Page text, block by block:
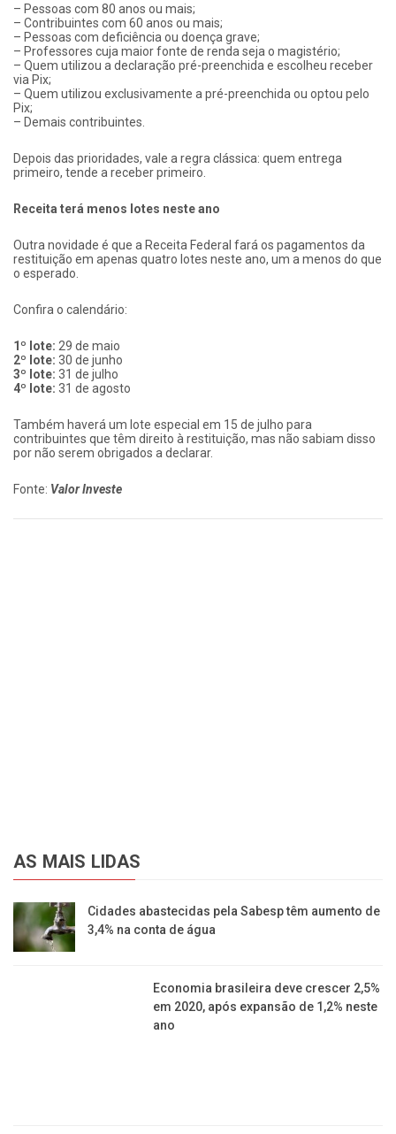
– Pessoas com 80 anos ou mais;
– Contribuintes com 60 anos ou mais;
– Pessoas com deficiência ou doença grave;
– Professores cuja maior fonte de renda seja o magistério;
– Quem utilizou a declaração pré-preenchida e escolheu receber
via Pix;
– Quem utilizou exclusivamente a pré-preenchida ou optou pelo
Pix;
– Demais contribuintes.
Depois das prioridades, vale a regra clássica: quem entrega
primeiro, tende a receber primeiro.
Receita terá menos lotes neste ano
Outra novidade é que a Receita Federal fará os pagamentos da
restituição em apenas quatro lotes neste ano, um a menos do que
o esperado.
Confira o calendário:
1º lote: 29 de maio
2º lote: 30 de junho
3º lote: 31 de julho
4º lote: 31 de agosto
Também haverá um lote especial em 15 de julho para
contribuintes que têm direito à restituição, mas não sabiam disso
por não serem obrigados a declarar.
Fonte: Valor Investe
AS MAIS LIDAS
Cidades abastecidas pela Sabesp têm aumento de
3,4% na conta de água
Economia brasileira deve crescer 2,5%
em 2020, após expansão de 1,2% neste
ano